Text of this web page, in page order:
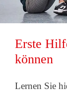
Erste
können
Lernen Sie